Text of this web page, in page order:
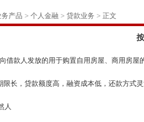
务产品 > 个人金融 > 贷款业务 > 正文
借款人发放的用于购置自用房屋、商用房屋
限长，贷款额度高，融资成本低，还款方式
人